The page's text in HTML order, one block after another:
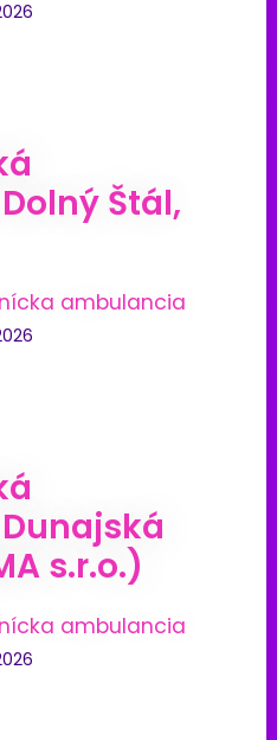
Štál,
ambulancia
s.r.o.)
ambulancia